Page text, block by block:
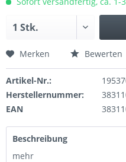
Merken Bewerten
Artikel-Nr.:
Herstellernummer:
EAN
Beschreibung
mehr